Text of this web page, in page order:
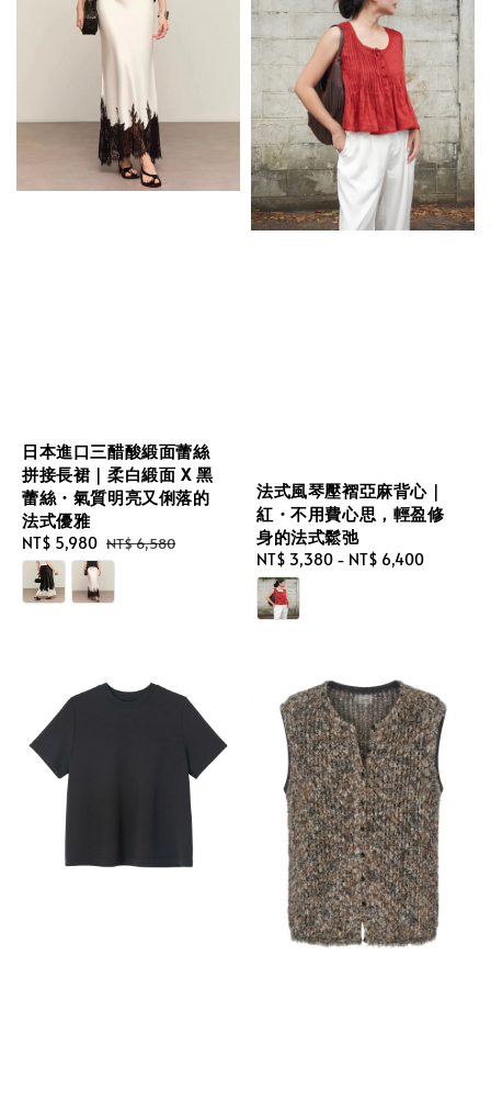
日本進口三醋酸緞面蕾絲
拼接長裙｜柔白緞面 X 黑
蕾絲・氣質明亮又俐落的
法式優雅
Sale
price
NT$ 5,980 Regular
price
NT$ 6,580
法式風琴壓褶亞麻背心｜
紅・不用費心思，輕盈修
身的法式鬆弛
Regular
price
NT$ 3,380 - NT$ 6,400